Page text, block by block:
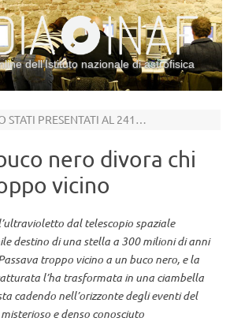
dell’Istituto nazionale di astrofisica
I RISULTATI SONO STATI PRESENTATI AL 241ESIMO MEETING DELLA AAS
nero divora chi
vicino
dal telescopio spaziale
destino di una stella a 300 milioni di anni
troppo vicino a un buco nero, e la
l’ha trasformata in una ciambella
cadendo nell’orizzonte degli eventi del
e denso conosciuto